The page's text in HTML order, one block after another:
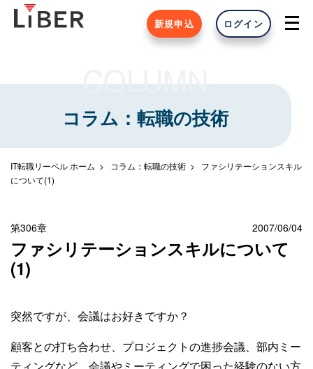
新規申込 ログイン
COLUMN
コラム：転職の技術
IT転職リーベル ホーム コラム：転職の技術
ファシリテーションスキル
について(1)
第306章 2007/06/04
ファシリテーションスキルについて
(1)
突然ですが、会議はお好きですか？
顧客との打ち合わせ、プロジェクトの進捗会議、部内ミー